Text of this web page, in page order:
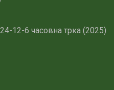
12-6 часовна трка (2025)